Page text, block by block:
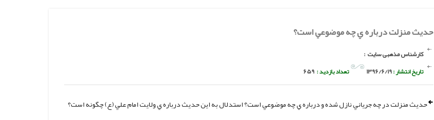
حديث منزلت درباره ي چه موضوعي است؟
: کارشناس مذهبی سایت
تاریخ انتشار :1396/6/19 تعداد بازدید : 659
حديث منزلت در چه جرياني نازل شده و درباره ي چه موضوعي است؟ استدلال به اين حديث درباره ي ولايت امام علي (ع) چگونه است؟